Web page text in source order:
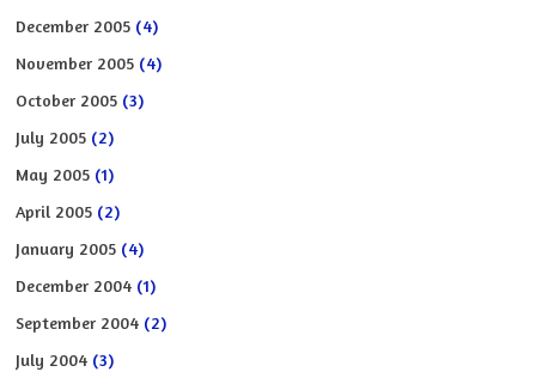
December 2005 (4)
November 2005 (4)
October 2005 (3)
July 2005 (2)
May 2005 (1)
April 2005 (2)
January 2005 (4)
December 2004 (1)
September 2004 (2)
July 2004 (3)